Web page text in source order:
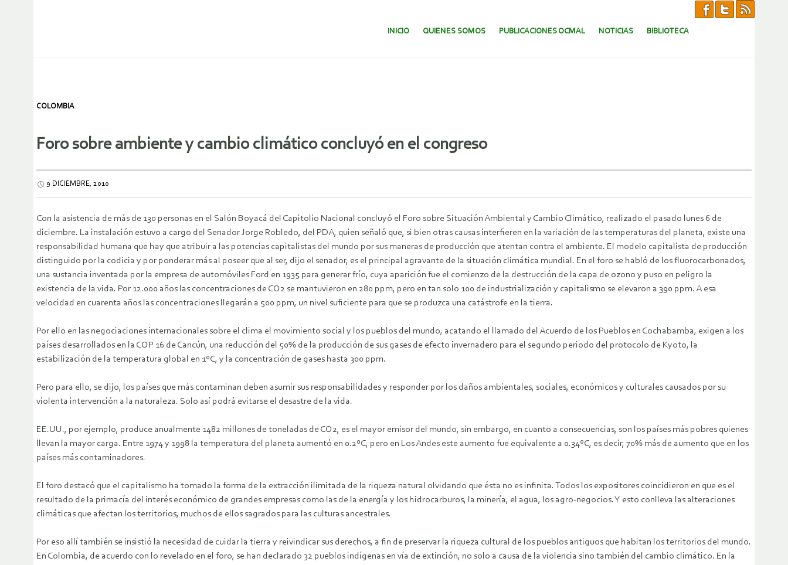
SALTAR AL CONTENIDO.
INICIO QUIENES SOMOS PUBLICACIONES OCMAL NOTICIAS BIBLIOTECA
COLOMBIA
Foro sobre ambiente y cambio climático concluyó en el congreso
9 DICIEMBRE, 2010
Con la asistencia de más de 130 personas en el Salón Boyacá del Capitolio Nacional concluyó el Foro sobre Situación Ambiental y Cambio Climático, realizado el pasado lunes 6 de
diciembre. La instalación estuvo a cargo del Senador Jorge Robledo, del PDA, quien señaló que, si bien otras causas interfieren en la variación de las temperaturas del planeta, existe una
responsabilidad humana que hay que atribuir a las potencias capitalistas del mundo por sus maneras de producción que atentan contra el ambiente. El modelo capitalista de producción
distinguido por la codicia y por ponderar más al poseer que al ser, dijo el senador, es el principal agravante de la situación climática mundial. En el foro se habló de los fluorocarbonados,
una sustancia inventada por la empresa de automóviles Ford en 1935 para generar frío, cuya aparición fue el comienzo de la destrucción de la capa de ozono y puso en peligro la
existencia de la vida. Por 12.000 años las concentraciones de CO2 se mantuvieron en 280 ppm, pero en tan solo 100 de industrialización y capitalismo se elevaron a 390 ppm. A esa
velocidad en cuarenta años las concentraciones llegarán a 500 ppm, un nivel suficiente para que se produzca una catástrofe en la tierra.
Por ello en las negociaciones internacionales sobre el clima el movimiento social y los pueblos del mundo, acatando el llamado del Acuerdo de los Pueblos en Cochabamba, exigen a los
países desarrollados en la COP 16 de Cancún, una reducción del 50% de la producción de sus gases de efecto invernadero para el segundo periodo del protocolo de Kyoto, la
estabilización de la temperatura global en 1ºC, y la concentración de gases hasta 300 ppm.
Pero para ello, se dijo, los países que más contaminan deben asumir sus responsabilidades y responder por los daños ambientales, sociales, económicos y culturales causados por su
violenta intervención a la naturaleza. Solo así podrá evitarse el desastre de la vida.
EE.UU., por ejemplo, produce anualmente 1482 millones de toneladas de CO2, es el mayor emisor del mundo, sin embargo, en cuanto a consecuencias, son los países más pobres quienes
llevan la mayor carga. Entre 1974 y 1998 la temperatura del planeta aumentó en 0.2ºC, pero en Los Andes este aumento fue equivalente a 0.34ºC, es decir, 70% más de aumento que en los
países más contaminadores.
El foro destacó que el capitalismo ha tomado la forma de la extracción ilimitada de la riqueza natural olvidando que ésta no es infinita. Todos los expositores coincidieron en que es el
resultado de la primacía del interés económico de grandes empresas como las de la energía y los hidrocarburos, la minería, el agua, los agro-negocios. Y esto conlleva las alteraciones
climáticas que afectan los territorios, muchos de ellos sagrados para las culturas ancestrales.
Por eso allí también se insistió la necesidad de cuidar la tierra y reivindicar sus derechos, a fin de preservar la riqueza cultural de los pueblos antiguos que habitan los territorios del mundo.
En Colombia, de acuerdo con lo revelado en el foro, se han declarado 32 pueblos indígenas en vía de extinción, no solo a causa de la violencia sino también del cambio climático. En la